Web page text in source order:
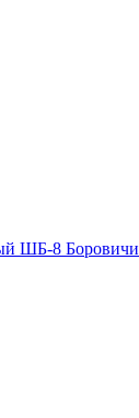
ШБ-8 Боровичи